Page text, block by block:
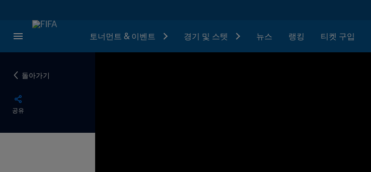
토너먼트 & 이벤트 경기 및 스텟 뉴스 랭킹 티켓 구입
돌아가기
공유